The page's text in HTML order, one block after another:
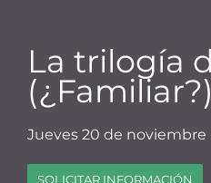
La trilogía
Jueves 20 de noviembre
SOLICITAR INFORMACIÓN